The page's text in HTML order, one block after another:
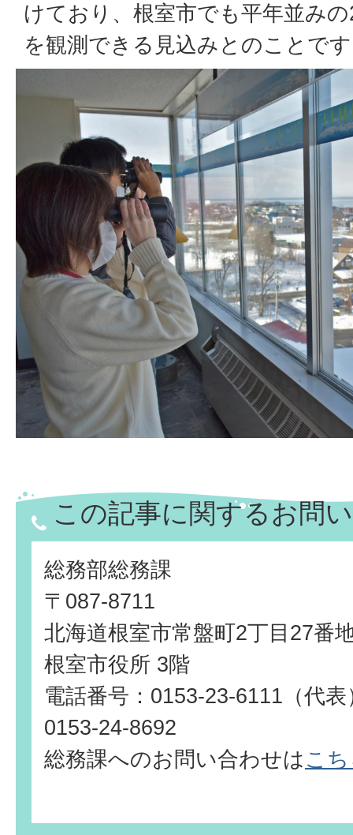
けており、根室市でも平年並み
を観測できる見込みとのことで
この記事に関するお問
総務部総務課
〒087-8711
北海道根室市常盤町2丁目27番
根室市役所 3階
電話番号：0153-23-6111（代
0153-24-8692
総務課へのお問い合わせはこ